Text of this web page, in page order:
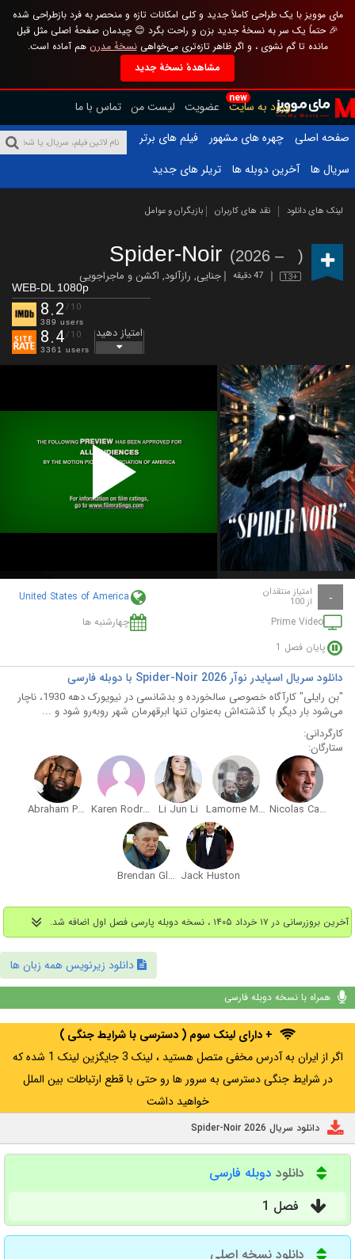
مای موویز با یک طراحی کاملاً جدید و کلی امکانات تازه و منحصر به فرد بازطراحی شده
🎉 حتماً یک سر به نسخهٔ جدید بزن و راحت بگرد 😊 چیدمان صفحهٔ اصلی مثل قبل
مانده تا گم نشوی ، و اگر ظاهر تازه‌تری می‌خواهینسخهٔ مدرن هم آماده است.
مشاهدهٔ نسخهٔ جدید
new
ورود به سایت عضویت لیست من تماس با ما
صفحه اصلی
چهره های مشهور
فیلم های برتر
سریال ها
آخرین دوبله ها تریلر های جدید
لینک های دانلود نقد های کاربران بازیگران و عوامل
Spider-Noir (2026 – )
13+ 47 دقیقه جنایی, رازآلود, اکشن و ماجراجویی
WEB-DL 1080p
8.2 /10
389 users
8.4/10
3361 users
امتیاز دهید
Play
Video
- امتیاز منتقدان
از 100
United States of America
Prime Video
چهارشنبه ها
پایان فصل 1
دانلود سریال اسپایدر نوآر Spider-Noir 2026 با دوبله فارسی
"بن رایلی" کارآگاه خصوصی سالخورده و بدشانسی در نیویورک دهه 1930، ناچار
می‌شود بار دیگر با گذشته‌اش به‌عنوان تنها ابرقهرمان شهر روبه‌رو شود و ...
کارگردانی:
ستارگان:
Nicolas Cage
Lamorne Morris
Li Jun Li
Karen Rodriguez
Abraham Popoola
Jack Huston
Brendan Gleeson
آخرین بروزرسانی در ۱۷ خرداد ۱۴۰۵ ، نسخه دوبله پارسی فصل اول اضافه شد.
دانلود زیرنویس همه زبان ها
همراه با نسخه دوبله فارسی
+ دارای لینک سوم ( دسترسی با شرایط جنگی )
اگر از ایران به آدرس مخفی متصل هستید ، لینک 3 جایگزین لینک 1 شده که
در شرایط جنگی دسترسی به سرور ها رو حتی با قطع ارتباطات بین الملل
خواهید داشت
دانلود سریال Spider-Noir 2026
دانلود دوبله فارسی
فصل 1
دانلود نسخه اصلی